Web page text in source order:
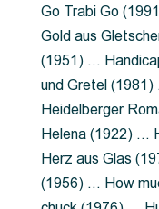
Go Trabi Go
Gold aus
(1951) …
und Gretel
Heidelberger
Helena (1922) …
Herz aus Glas
(1956) … How